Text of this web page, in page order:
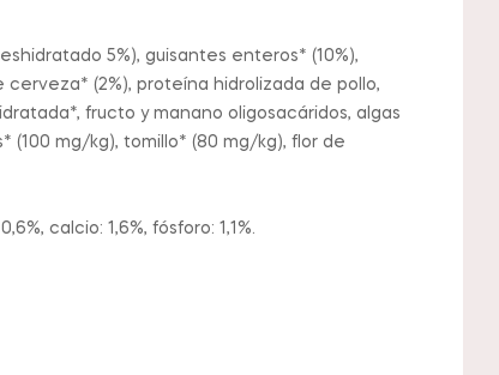
5%), guisantes enteros* (10%),
(2%), proteína hidrolizada de pollo,
fructo y manano oligosacáridos, algas
(100 mg/kg), tomillo* (80 mg/kg), flor de
calcio: 1,6%, fósforo: 1,1%.